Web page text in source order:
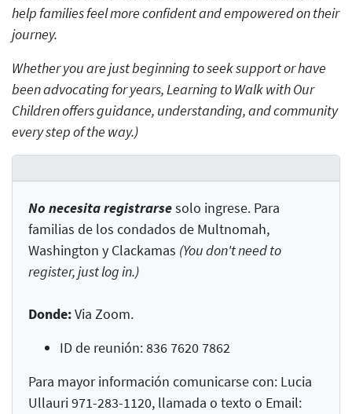
help families feel more confident and empowered on their
journey.
Whether you are just beginning to seek support or have
been advocating for years, Learning to Walk with Our
Children offers guidance, understanding, and community
every step of the way.)
No necesita registrarsesolo ingrese. Para
familias de los condados de Multnomah,
Washington y Clackamas (You don't need to
register, just log in.)
Donde:Via Zoom.
ID de reunión: 836 7620 7862
Para mayor información comunicarse con: Lucia
Ullauri 971-283-1120, llamada o texto o Email: